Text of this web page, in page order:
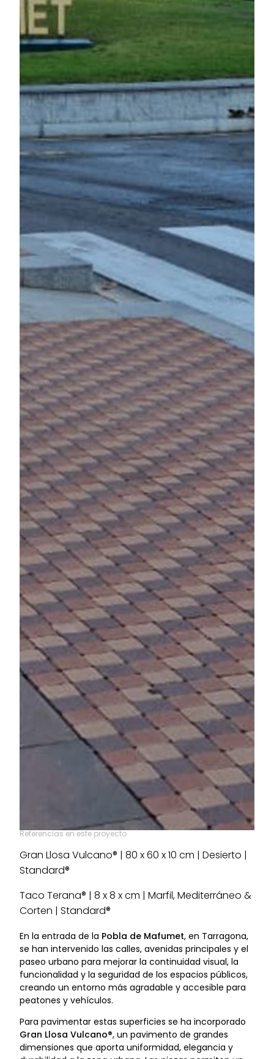
Referencias en este proyecto
Gran Llosa Vulcano® | 80 x 60 x 10 cm | Desierto |
Standard®
Taco Terana® | 8 x 8 x cm | Marfil, Mediterráneo &
Corten | Standard®
En la entrada de la Pobla de Mafumet, en Tarragona,
se han intervenido las calles, avenidas principales y el
paseo urbano para mejorar la continuidad visual, la
funcionalidad y la seguridad de los espacios públicos,
creando un entorno más agradable y accesible para
peatones y vehículos.
Para pavimentar estas superficies se ha incorporado
Gran Llosa Vulcano®, un pavimento de grandes
dimensiones que aporta uniformidad, elegancia y